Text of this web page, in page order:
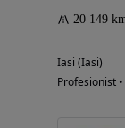
20 149
Iasi (Iasi)
Profesionist